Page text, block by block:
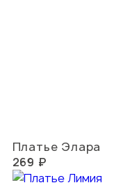
Платье Элара
269 ₽